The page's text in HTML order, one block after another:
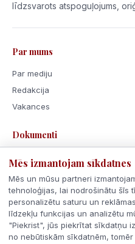
līdzsvarots atspoguļojums,
Par mums
Par mediju
Redakcija
Vakances
Dokumenti
Sīkdatnes
Rīcības kodekss
Mēs izmantojam sīkdatnes
Mēs un mūsu partneri
tehnoloģijas, lai nodrošinātu šīs
personalizētu saturu un
līdzekļu funkcijas un analizētu
"Piekrist", jūs piekrītat sīkdatņu
no nebūtiskām sīkdatnēm,